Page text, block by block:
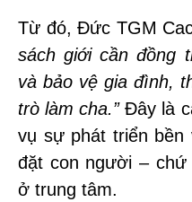
Từ đó, Đức TGM
sách giới cần đồng
và bảo vệ gia đình,
trò làm cha.”Đây là
vụ sự phát triển bền
đặt con người –
ở trung tâm.